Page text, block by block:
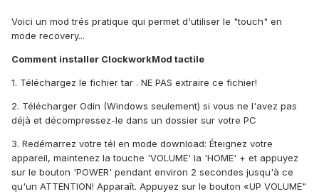
Voici un mod trés pratique qui permet d'utiliser le "touch" en
mode recovery...
Comment installer ClockworkMod tactile
1. Téléchargez le fichier tar . NE PAS extraire ce fichier!
2. Télécharger Odin (Windows seulement) si vous ne l'avez pas
déjà et décompressez-le dans un dossier sur votre PC
3. Redémarrez votre tél en mode download: Éteignez votre
appareil, maintenez la touche 'VOLUME' la 'HOME' + et appuyez
sur le bouton 'POWER' pendant environ 2 secondes jusqu'à ce
qu'un ATTENTION! Apparaît. Appuyez sur le bouton «UP VOLUME"